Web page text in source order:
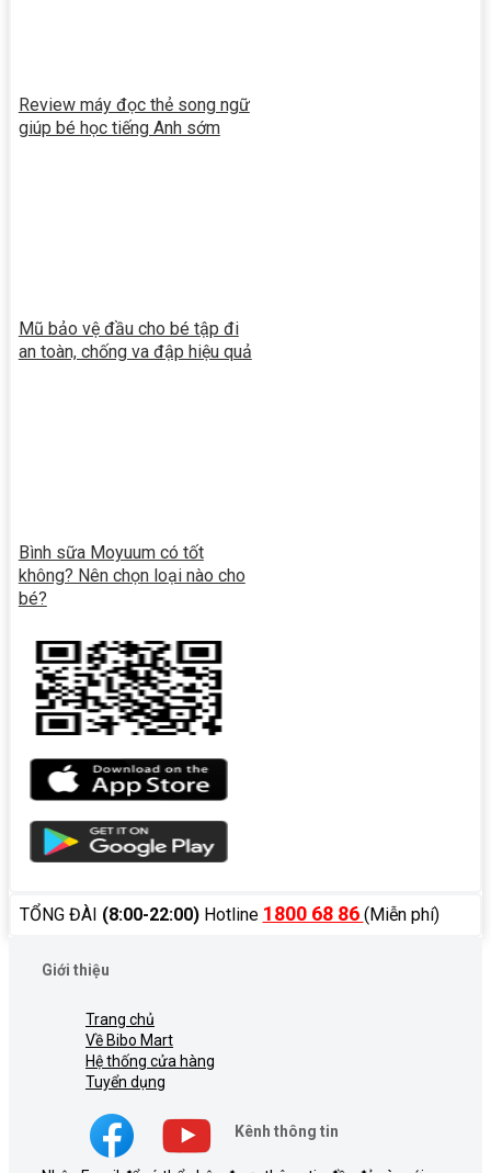
Review máy đọc thẻ song ngữ
giúp bé học tiếng Anh sớm
Mũ bảo vệ đầu cho bé tập đi
an toàn, chống va đập hiệu quả
Bình sữa Moyuum có tốt
không? Nên chọn loại nào cho
bé?
TỔNG ĐÀI (8:00-22:00)Hotline 1800 68 86 (Miễn phí)
Giới thiệu
Trang chủ
Về Bibo Mart
Hệ thống cửa hàng
Tuyển dụng
Kênh thông tin